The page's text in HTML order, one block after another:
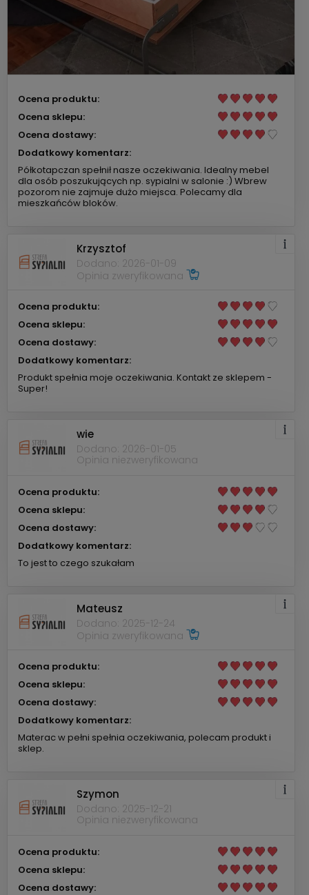
Ocena produktu:
Ocena sklepu:
Ocena dostawy:
Dodatkowy komentarz:
Półkotapczan spełnił nasze oczekiwania. Idealny mebel
dla osób poszukujących np. sypialni w salonie :) Wbrew
pozorom nie zajmuje dużo miejsca. Polecamy dla
mieszkańców bloków.
Krzysztof
Dodano: 2026-01-09
Opinia zweryfikowana
Ocena produktu:
Ocena sklepu:
Ocena dostawy:
Dodatkowy komentarz:
Produkt spełnia moje oczekiwania. Kontakt ze sklepem -
Super!
wie
Dodano: 2026-01-05
Opinia niezweryfikowana
Ocena produktu:
Ocena sklepu:
Ocena dostawy:
Dodatkowy komentarz:
To jest to czego szukałam
Mateusz
Dodano: 2025-12-24
Opinia zweryfikowana
Ocena produktu:
Ocena sklepu:
Ocena dostawy:
Dodatkowy komentarz:
Materac w pełni spełnia oczekiwania, polecam produkt i
sklep.
Szymon
Dodano: 2025-12-21
Opinia niezweryfikowana
Ocena produktu:
Ocena sklepu:
Ocena dostawy: